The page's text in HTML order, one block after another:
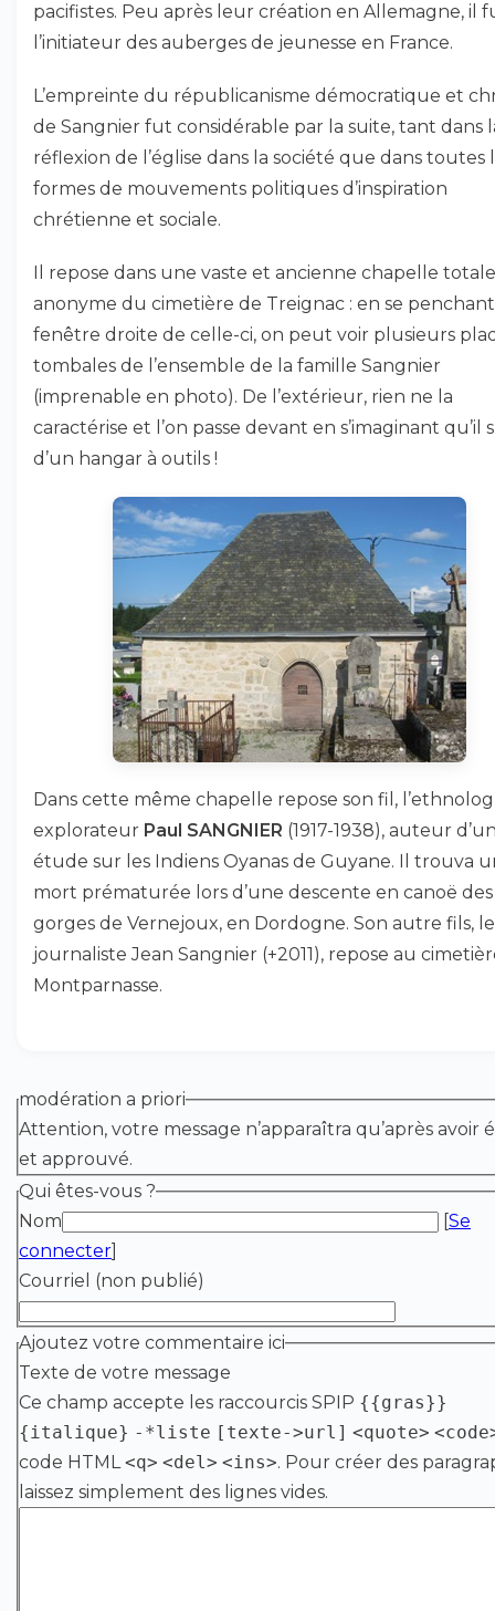
pacifistes. Peu après leur création en Allemagne, il
l’initiateur des auberges de jeunesse en France.
L’empreinte du républicanisme démocratique et
de Sangnier fut considérable par la suite, tant dans
réflexion de l’église dans la société que dans toutes
formes de mouvements politiques d’inspiration
chrétienne et sociale.
Il repose dans une vaste et ancienne chapelle
anonyme du cimetière de Treignac : en se
fenêtre droite de celle-ci, on peut voir plusieurs
tombales de l’ensemble de la famille Sangnier
(imprenable en photo). De l’extérieur, rien ne la
caractérise et l’on passe devant en s’imaginant qu’il
d’un hangar à outils !
Dans cette même chapelle repose son fil,
explorateur Paul SANGNIER (1917-1938), auteur
étude sur les Indiens Oyanas de Guyane. Il trouva
mort prématurée lors d’une descente en canoë des
gorges de Vernejoux, en Dordogne. Son autre fils, le
journaliste Jean Sangnier (+2011), repose au
Montparnasse.
modération a priori
Attention, votre message n’apparaîtra qu’après avoir
et approuvé.
Qui êtes-vous ?
Nom
[Se
connecter]
Courriel (non publié)
Ajoutez votre commentaire ici
Texte de votre message
Ce champ accepte les raccourcis SPIP {{gras}}
{italique} -*liste [texte->url] <quote>
code HTML<q> <del> <ins>. Pour créer des
laissez simplement des lignes vides.